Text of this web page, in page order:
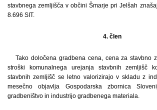
stavbnega zemljišča v občini Šmarje pri Jelšah
8.696 SIT.
4. člen
Tako določena gradbena cena, cena za stavbno
stroški komunalnega urejanja stavbnih zemljišč
stavbnih zemljišč se letno valorizirajo v skladu z
mesečno objavlja Gospodarska zbornica
gradbeništvo in industrijo gradbenega materiala.